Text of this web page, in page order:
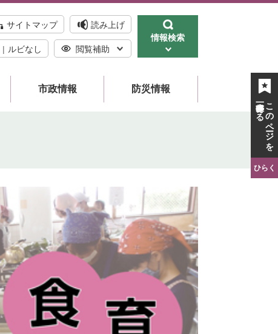
サイトマップ 読み上げ
ルビなし 閲覧補助
情報検索
市政情報 防災情報
このページを
一時保存する
ひらく